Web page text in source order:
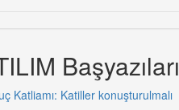
Başyazıları
Katliamı: Katiller konuşturulmalı